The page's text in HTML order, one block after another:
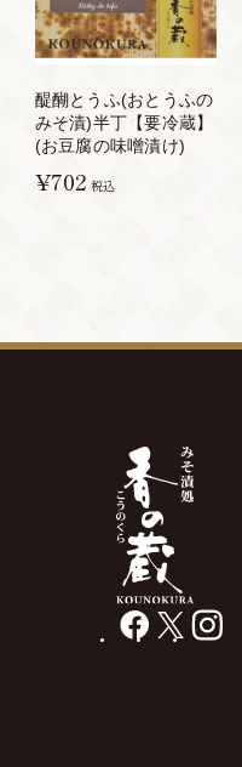
醍醐とうふ(おとうふの
みそ漬)半丁【要冷蔵】
(お豆腐の味噌漬け)
¥702 税込
facebook
X instagram